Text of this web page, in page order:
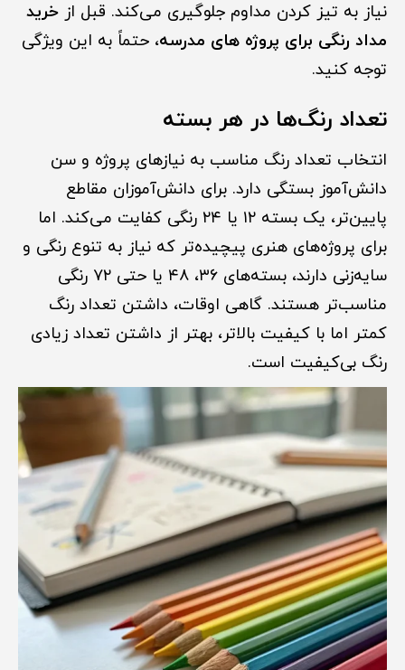
نیاز به تیز کردن مداوم جلوگیری می‌کند. قبل از خرید
مداد رنگی برای پروژه های مدرسه، حتماً به این ویژگی
توجه کنید.
تعداد رنگ‌ها در هر بسته
انتخاب تعداد رنگ مناسب به نیازهای پروژه و سن
دانش‌آموز بستگی دارد. برای دانش‌آموزان مقاطع
پایین‌تر، یک بسته ۱۲ یا ۲۴ رنگی کفایت می‌کند. اما
برای پروژه‌های هنری پیچیده‌تر که نیاز به تنوع رنگی و
سایه‌زنی دارند، بسته‌های ۳۶، ۴۸ یا حتی ۷۲ رنگی
مناسب‌تر هستند. گاهی اوقات، داشتن تعداد رنگ
کمتر اما با کیفیت بالاتر، بهتر از داشتن تعداد زیادی
رنگ بی‌کیفیت است.